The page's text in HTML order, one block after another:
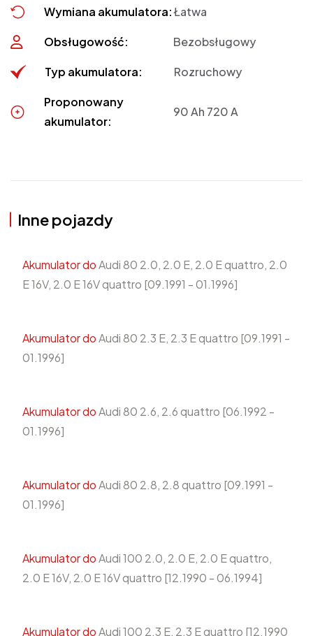
Wymiana akumulatora:Łatwa
Obsługowość: Bezobsługowy
Typ akumulatora: Rozruchowy
Proponowany
akumulator:
90 Ah 720 A
Inne pojazdy
Akumulator doAudi 80 2.0, 2.0 E, 2.0 E quattro, 2.0
E 16V, 2.0 E 16V quattro [09.1991 - 01.1996]
Akumulator doAudi 80 2.3 E, 2.3 E quattro [09.1991 -
01.1996]
Akumulator doAudi 80 2.6, 2.6 quattro [06.1992 -
01.1996]
Akumulator doAudi 80 2.8, 2.8 quattro [09.1991 -
01.1996]
Akumulator doAudi 100 2.0, 2.0 E, 2.0 E quattro,
2.0 E 16V, 2.0 E 16V quattro [12.1990 - 06.1994]
Akumulator doAudi 100 2.3 E, 2.3 E quattro [12.1990